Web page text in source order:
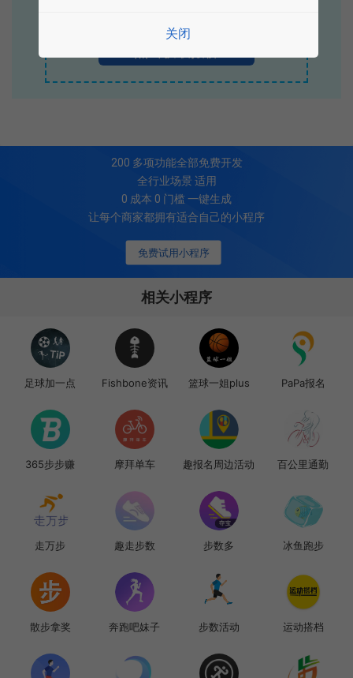
免费试用小程序
200 多项功能全部免费开发
全行业场景 适用
0 成本 0 门槛 一键生成
让每个商家都拥有适合自己的小程序
相关小程序
足球加一点 Fishbone资讯 篮球一姐plus PaPa报名
365步步赚 摩拜单车 趣报名周边活动 百公里通勤
走万步 趣走步数 步数多 冰鱼跑步
散步拿奖 奔跑吧妹子 步数活动 运动搭档
关闭